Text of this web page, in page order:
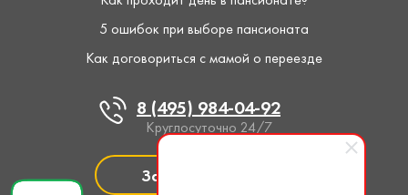
5 ошибок при выборе пансионата
Как договориться с мамой о переезде
8 (495) 984-04-92
Круглосуточно 24/7
Заказать звонок